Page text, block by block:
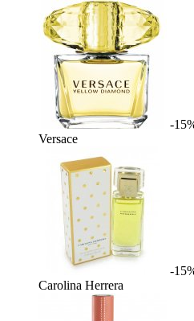
-
Versace
-
Carolina Herrera